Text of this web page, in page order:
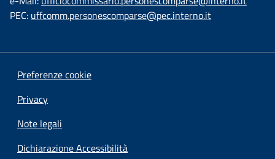
PEC: uffcomm.personescomparse@pec.interno.it
Preferenze cookie
Privacy
Note legali
Dichiarazione Accessibilità